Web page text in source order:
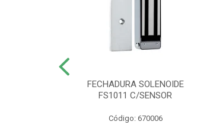
FECHADURA SOLENOIDE
FS1011 C/SENSOR
Código: 670006